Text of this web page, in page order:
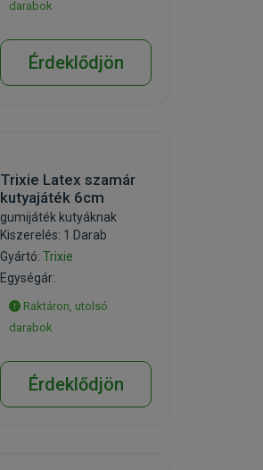
darabok
Érdeklődjön
Trixie Latex szamár
kutyajáték 6cm
gumijáték kutyáknak
Kiszerelés: 1 Darab
Gyártó:Trixie
Egységár:
Raktáron, utolsó
darabok
Érdeklődjön